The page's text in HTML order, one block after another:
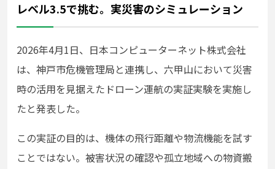
レベル3.5で挑む。実災害のシミュレーション
2026年4月1日、日本コンピューターネット株式会社
は、神戸市危機管理局と連携し、六甲山において災害
時の活用を見据えたドローン運航の実証実験を実施し
たと発表した。
この実証の目的は、機体の飛行距離や物流機能を試す
ことではない。被害状況の確認や孤立地域への物資搬